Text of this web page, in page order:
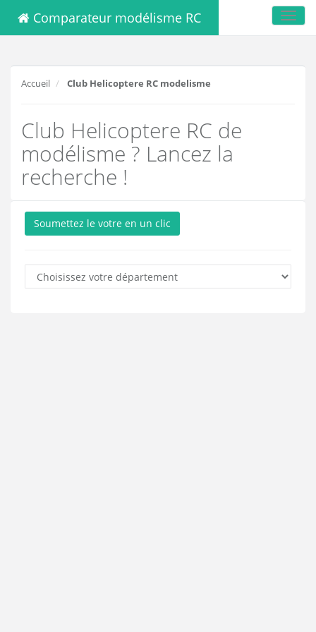
Comparateur modélisme RC
Accueil Club Helicoptere RC modelisme
Club Helicoptere RC de
modélisme ? Lancez la
recherche !
Soumettez le votre en un clic